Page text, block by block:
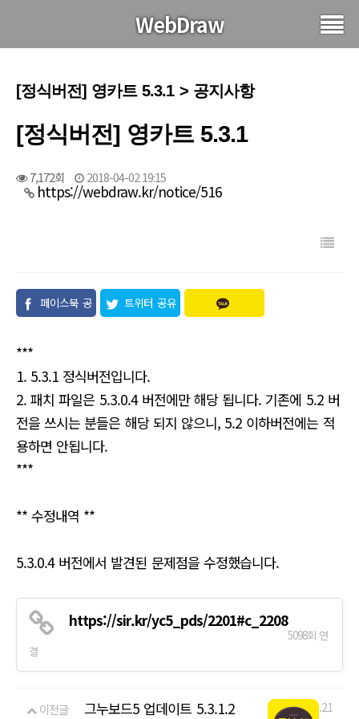
WebDraw
[정식버전] 영카트 5.3.1 > 공지사항
[정식버전] 영카트 5.3.1
7,172회 2018-04-02 19:15
https://webdraw.kr/notice/516
페이스북 공
트위터 공유
***
1. 5.3.1 정식버전입니다.
2. 패치 파일은 5.3.0.4 버전에만 해당 됩니다. 기존에 5.2 버
전을 쓰시는 분들은 해당 되지 않으니, 5.2 이하버전에는 적
용하면 안됩니다.
***
** 수정내역 **
5.3.0.4 버전에서 발견된 문제점을 수정했습니다.
https://sir.kr/yc5_pds/2201#c_2208
5098회 연
결
이전글 그누보드5 업데이트 5.3.1.2 18.04.21